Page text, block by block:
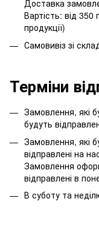
Доставка
Вартість: від 350
продукції)
Самовивіз зі
Терміни
Замовлення, які
будуть
Замовлення, які
відправлені на
Замовлення
відправлені в
В суботу та